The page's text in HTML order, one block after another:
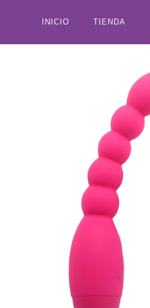
INICIO TIENDA